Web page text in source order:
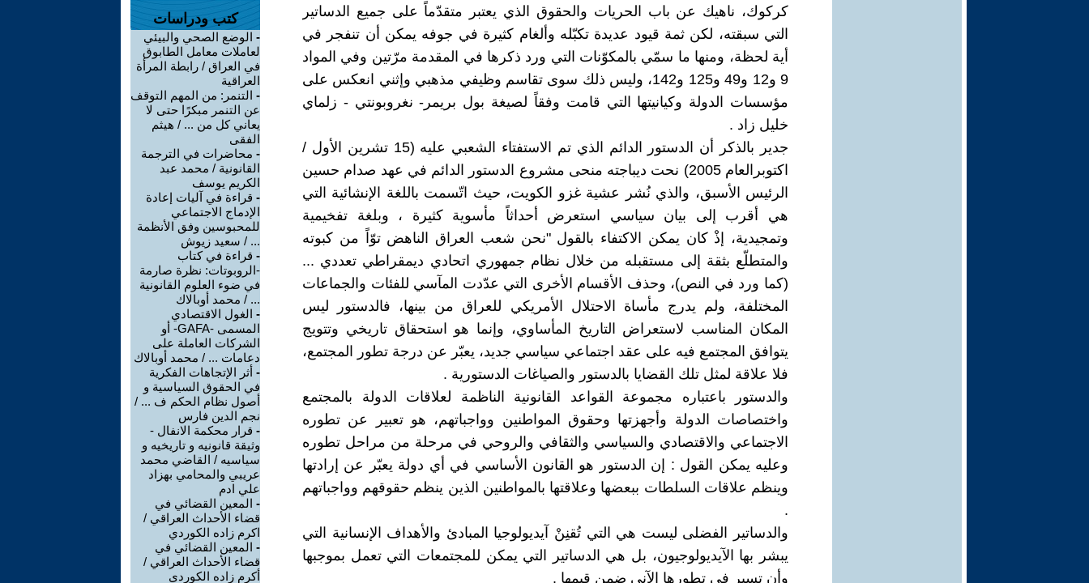
كركوك، ناهيك عن باب الحريات والحقوق الذي يعتبر متقدّماً على جميع الدساتير
التي سبقته، لكن ثمة قيود عديدة تكبّله وألغام كثيرة في جوفه يمكن أن تنفجر في
أية لحظة، ومنها ما سمّي بالمكوّنات التي ورد ذكرها في المقدمة مرّتين وفي المواد
9 و12 و49 و125 و142، وليس ذلك سوى تقاسم وظيفي مذهبي وإثني انعكس على
مؤسسات الدولة وكيانيتها التي قامت وفقاً لصيغة بول بريمر- نغروبونتي - زلماي
خليل زاد .
جدير بالذكر أن الدستور الدائم الذي تم الاستفتاء الشعبي عليه (15 تشرين الأول /
اكتوبرالعام 2005) نحت ديباجته منحى مشروع الدستور الدائم في عهد صدام حسين
الرئيس الأسبق، والذي نُشر عشية غزو الكويت، حيث اتّسمت باللغة الإنشائية التي
هي أقرب إلى بيان سياسي استعرض أحداثاً مأسوية كثيرة ، وبلغة تفخيمية
وتمجيدية، إذْ كان يمكن الاكتفاء بالقول "نحن شعب العراق الناهض توّاً من كبوته
والمتطلّع بثقة إلى مستقبله من خلال نظام جمهوري اتحادي ديمقراطي تعددي ...
(كما ورد في النص)، وحذف الأقسام الأخرى التي عدّدت المآسي للفئات والجماعات
المختلفة، ولم يدرج مأساة الاحتلال الأمريكي للعراق من بينها، فالدستور ليس
المكان المناسب لاستعراض التاريخ المأساوي، وإنما هو استحقاق تاريخي وتتويج
يتوافق المجتمع فيه على عقد اجتماعي سياسي جديد، يعبّر عن درجة تطور المجتمع،
فلا علاقة لمثل تلك القضايا بالدستور والصياغات الدستورية .
والدستور باعتباره مجموعة القواعد القانونية الناظمة لعلاقات الدولة بالمجتمع
واختصاصات الدولة وأجهزتها وحقوق المواطنين وواجباتهم، هو تعبير عن تطوره
الاجتماعي والاقتصادي والسياسي والثقافي والروحي في مرحلة من مراحل تطوره
وعليه يمكن القول : إن الدستور هو القانون الأساسي في أي دولة يعبّر عن إرادتها
وينظم علاقات السلطات ببعضها وعلاقتها بالمواطنين الذين ينظم حقوقهم وواجباتهم
.
والدساتير الفضلى ليست هي التي تُقنِنْ آيديولوجيا المبادئ والأهداف الإنسانية التي
يبشر بها الآيديولوجيون، بل هي الدساتير التي يمكن للمجتمعات التي تعمل بموجبها
وأن تسير في تطورها الآني ضمن قيمها .
كتب ودراسات
- الوضع الصحي والبيئي
لعاملات معامل الطابوق
في العراق / رابطة المرأة
العراقية
- التنمر: من المهم التوقف
عن التنمر مبكرًا حتى لا
يعاني كل من ... / هيثم
الفقى
- محاضرات في الترجمة
القانونية / محمد عبد
الكريم يوسف
- قراءة في آليات إعادة
الإدماج الاجتماعي
للمحبوسين وفق الأنظمة
... / سعيد زيوش
- قراءة في كتاب
-الروبوتات: نظرة صارمة
في ضوء العلوم القانونية
... / محمد أوبالاك
- الغول الاقتصادي
المسمى -GAFA- أو
الشركات العاملة على
دعامات ... / محمد أوبالاك
- أثر الإتجاهات الفكرية
في الحقوق السياسية و
أصول نظام الحكم ف ... /
نجم الدين فارس
- قرار محكمة الانفال -
وثيقة قانونيه و تاريخيه و
سياسيه / القاضي محمد
عريبي والمحامي بهزاد
علي ادم
- المعين القضائي في
قضاء الأحداث العراقي /
اكرم زاده الكوردي
- المعين القضائي في
قضاء الأحداث العراقي /
أكرم زاده الكوردي